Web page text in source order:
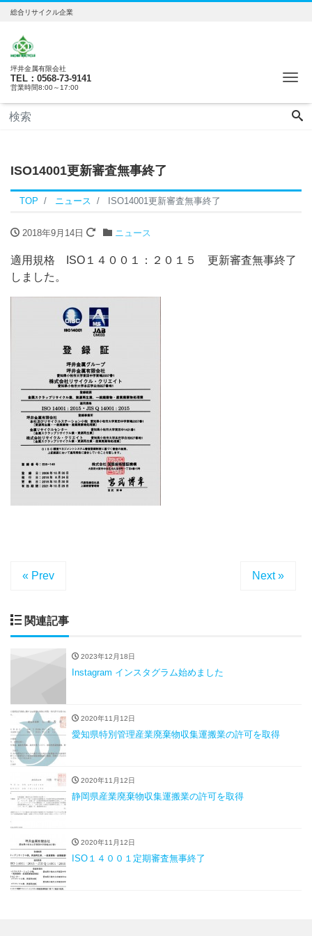
総合リサイクル企業
坪井金属有限会社
TEL：0568-73-9141
営業時間8:00～17:00
ISO14001更新審査無事終了
TOP ニュース ISO14001更新審査無事終了
2018年9月14日 ニュース
適用規格 ISO１４００１：２０１５ 更新審査無事終了
しました。
« Prev Next »
関連記事
2023年12月18日
Instagram インスタグラム始めました
2020年11月12日
愛知県特別管理産業廃棄物収集運搬業の許可を取得
2020年11月12日
静岡県産業廃棄物収集運搬業の許可を取得
2020年11月12日
ISO１４００１定期審査無事終了